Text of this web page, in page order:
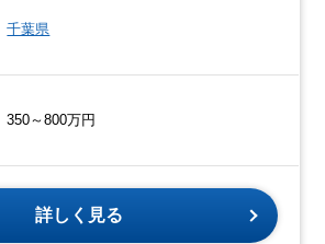
千葉県
350～800万円
詳しく見る